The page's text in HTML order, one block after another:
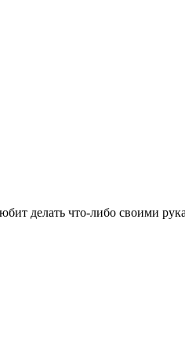
делать что-либо своими